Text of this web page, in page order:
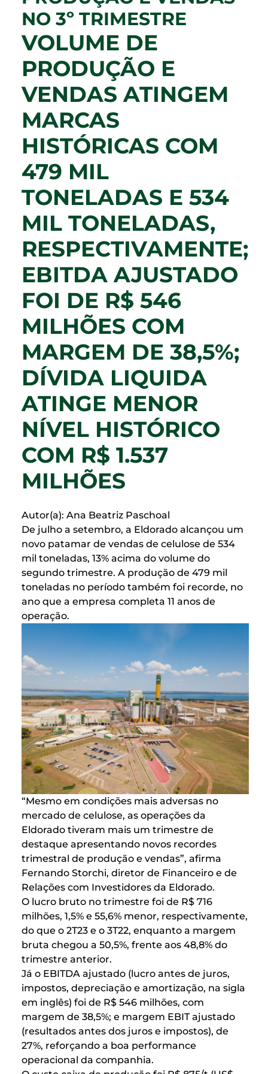
NO 3º TRIMESTRE
VOLUME DE
PRODUÇÃO E
VENDAS ATINGEM
MARCAS
HISTÓRICAS COM
479 MIL
TONELADAS E 534
MIL TONELADAS,
RESPECTIVAMENTE;
EBITDA AJUSTADO
FOI DE R$ 546
MILHÕES COM
MARGEM DE 38,5%;
DÍVIDA LIQUIDA
ATINGE MENOR
NÍVEL HISTÓRICO
COM R$ 1.537
MILHÕES
Autor(a): Ana Beatriz Paschoal
De julho a setembro, a Eldorado alcançou um
novo patamar de vendas de celulose de 534
mil toneladas, 13% acima do volume do
segundo trimestre. A produção de 479 mil
toneladas no período também foi recorde, no
ano que a empresa completa 11 anos de
operação.
“Mesmo em condições mais adversas no
mercado de celulose, as operações da
Eldorado tiveram mais um trimestre de
destaque apresentando novos recordes
trimestral de produção e vendas”, afirma
Fernando Storchi, diretor de Financeiro e de
Relações com Investidores da Eldorado.
O lucro bruto no trimestre foi de R$ 716
milhões, 1,5% e 55,6% menor, respectivamente,
do que o 2T23 e o 3T22, enquanto a margem
bruta chegou a 50,5%, frente aos 48,8% do
trimestre anterior.
Já o EBITDA ajustado (lucro antes de juros,
impostos, depreciação e amortização, na sigla
em inglês) foi de R$ 546 milhões, com
margem de 38,5%; e margem EBIT ajustado
(resultados antes dos juros e impostos), de
27%, reforçando a boa performance
operacional da companhia.